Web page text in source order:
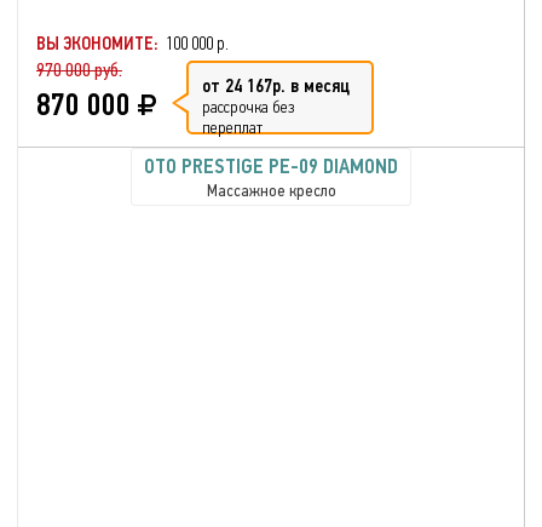
ВЫ ЭКОНОМИТЕ: 100 000 р.
970 000 руб.
870 000 от 24 167р. в месяц
рассрочка без
переплат
OTO PRESTIGE PE-09 DIAMOND
Массажное кресло